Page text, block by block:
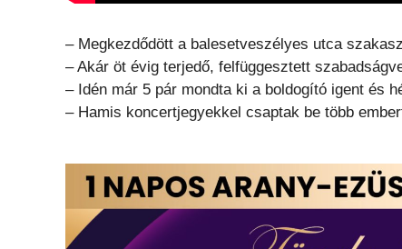
– Megkezdődött a balesetveszélyes utca
– Akár öt évig terjedő, felfüggesztett
– Idén már 5 pár mondta ki a boldogító igent és
– Hamis koncertjegyekkel csaptak be több